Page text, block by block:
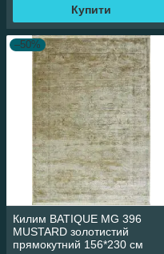
Купити
–50%
Килим BATIQUE MG 396
MUSTARD золотистий
прямокутний 156*230 см